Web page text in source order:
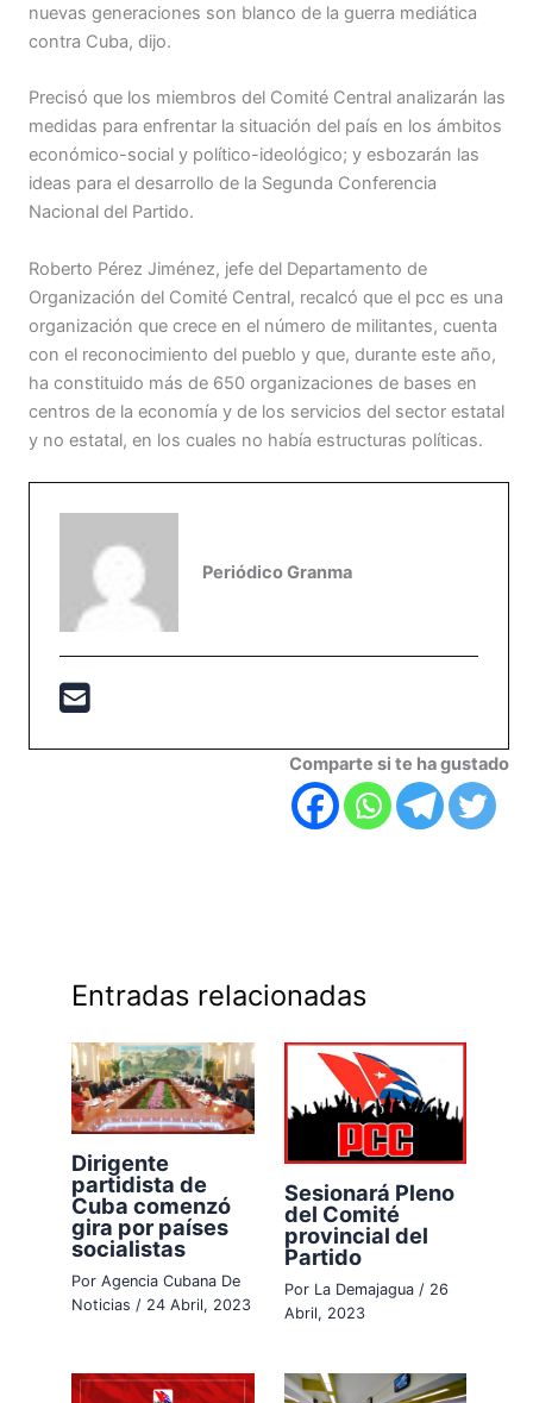
nuevas generaciones son blanco de la guerra mediática
contra Cuba, dijo.
Precisó que los miembros del Comité Central analizarán las
medidas para enfrentar la situación del país en los ámbitos
económico-social y político-ideológico; y esbozarán las
ideas para el desarrollo de la Segunda Conferencia
Nacional del Partido.
Roberto Pérez Jiménez, jefe del Departamento de
Organización del Comité Central, recalcó que el pcc es una
organización que crece en el número de militantes, cuenta
con el reconocimiento del pueblo y que, durante este año,
ha constituido más de 650 organizaciones de bases en
centros de la economía y de los servicios del sector estatal
y no estatal, en los cuales no había estructuras políticas.
Periódico Granma
Comparte si te ha gustado
Entradas relacionadas
Dirigente
partidista de
Cuba comenzó
gira por países
socialistas
PorAgencia Cubana De
Noticias / 24 Abril, 2023
Sesionará Pleno
del Comité
provincial del
Partido
Por La Demajagua / 26
Abril, 2023